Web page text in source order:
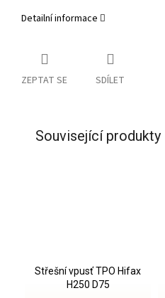
Detailní informace
ZEPTAT SE SDÍLET
Související produkty
Střešní vpusť TPO Hifax
H250 D75